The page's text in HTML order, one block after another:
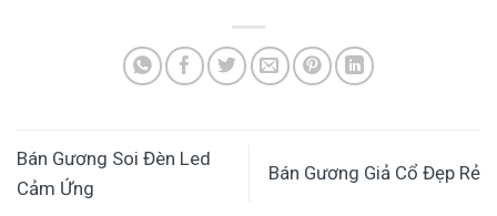
Bán Gương Soi Đèn Led
Cảm Ứng
Bán Gương Giả Cổ Đẹp Rẻ